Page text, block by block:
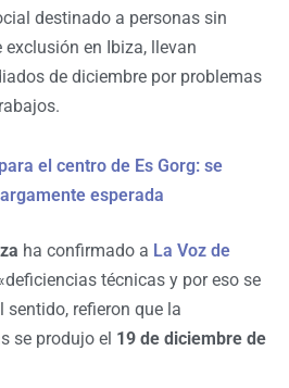
destinado a personas sin
en Ibiza, llevan
de diciembre por problemas
el centro de Es Gorg: se
esperada
ha confirmado a La Voz de
técnicas y por eso se
sentido, refieron que la
se produjo el 19 de diciembre de